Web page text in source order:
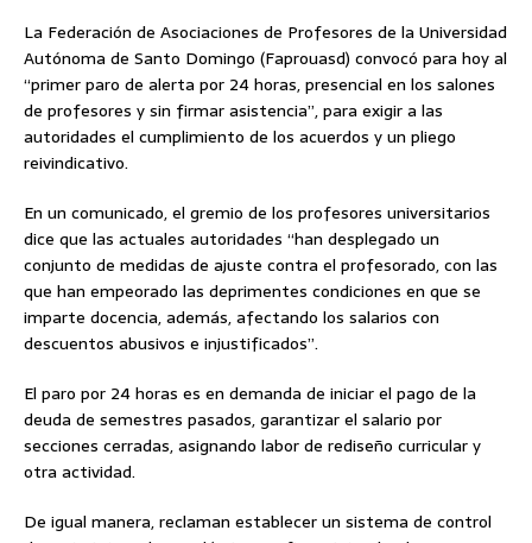
La Federación de Asociaciones de Profesores de la Universidad
Autónoma de Santo Domingo (Faprouasd) convocó para hoy al
“primer paro de alerta por 24 horas, presencial en los salones
de profesores y sin firmar asistencia”, para exigir a las
autoridades el cumplimiento de los acuerdos y un pliego
reivindicativo.
En un comunicado, el gremio de los profesores universitarios
dice que las actuales autoridades “han desplegado un
conjunto de medidas de ajuste contra el profesorado, con las
que han empeorado las deprimentes condiciones en que se
imparte docencia, además, afectando los salarios con
descuentos abusivos e injustificados”.
El paro por 24 horas es en demanda de iniciar el pago de la
deuda de semestres pasados, garantizar el salario por
secciones cerradas, asignando labor de rediseño curricular y
otra actividad.
De igual manera, reclaman establecer un sistema de control